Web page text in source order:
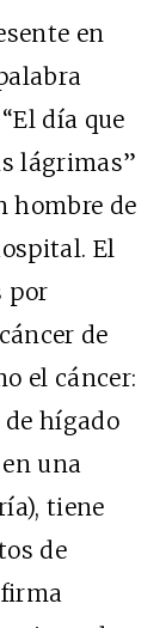
en
día que
lágrimas”
hombre de
El
por
de
el cáncer:
de hígado
una
tiene
de